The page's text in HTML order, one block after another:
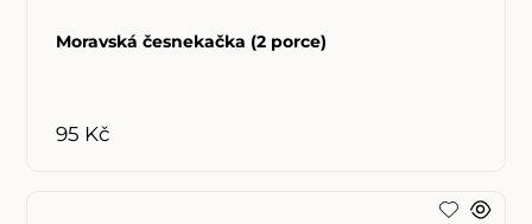
Moravská česnekačka (2 porce)
95 Kč